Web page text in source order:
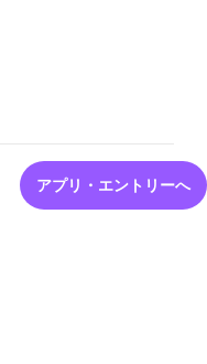
アプリ・エントリーへ